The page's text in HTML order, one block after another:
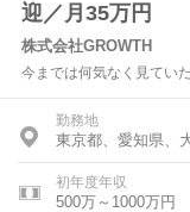
迎／月35万円
株式会社GROWTH
今までは何気なく見てい
勤務地
東京都、愛知県、
初年度年収
500万～1000万円